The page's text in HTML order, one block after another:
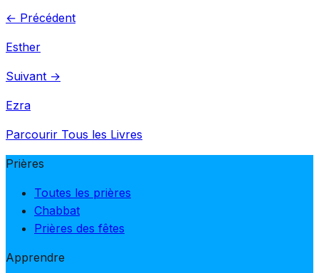
← Précédent
Esther
Suivant →
Ezra
Parcourir Tous les Livres
Prières
Toutes les prières
Chabbat
Prières des fêtes
Apprendre